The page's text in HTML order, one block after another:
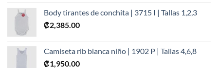
Body tirantes de conchita | 3715 I | Tallas 1,2,3
₡2,385.00
Camiseta rib blanca niño | 1902 P | Tallas 4,6,8
₡1,950.00